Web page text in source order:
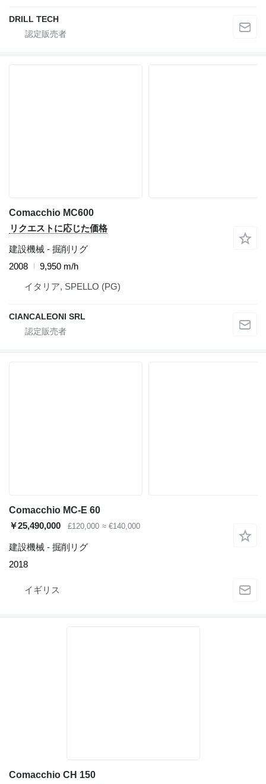
DRILL TECH
Comacchio MC600
リクエストに応じた価格
建設機械 - 掘削リグ
2008
9,950 m/h
イタリア, SPELLO (PG)
CIANCALEONI SRL
Comacchio MC-E 60
￥25,490,000
£120,000 ≈ €140,000
建設機械 - 掘削リグ
2018
イギリス
Comacchio CH 150